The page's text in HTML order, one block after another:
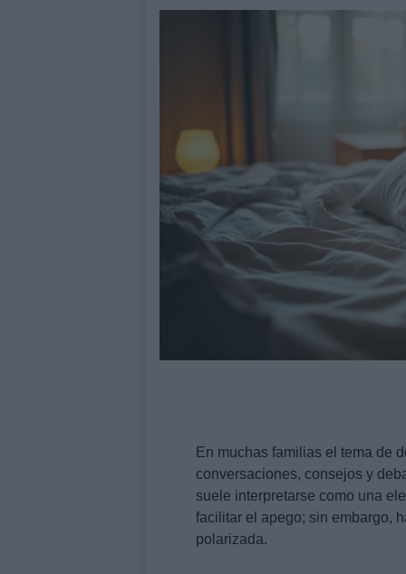
En muchas familias el tema de
conversaciones, consejos y
suele interpretarse como una
facilitar el apego; sin embargo,
polarizada.